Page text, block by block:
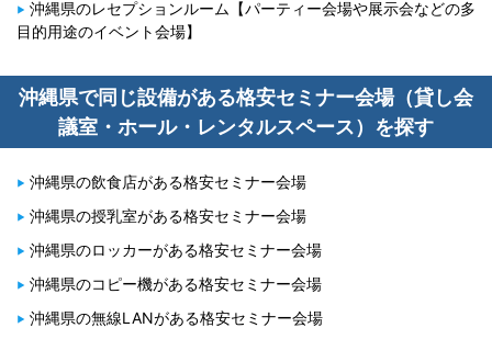
沖縄県のレセプションルーム【パーティー会場や展示会などの多
目的用途のイベント会場】
沖縄県で同じ設備がある格安セミナー会場（貸し会
議室・ホール・レンタルスペース）を探す
沖縄県の飲食店がある格安セミナー会場
沖縄県の授乳室がある格安セミナー会場
沖縄県のロッカーがある格安セミナー会場
沖縄県のコピー機がある格安セミナー会場
沖縄県の無線LANがある格安セミナー会場